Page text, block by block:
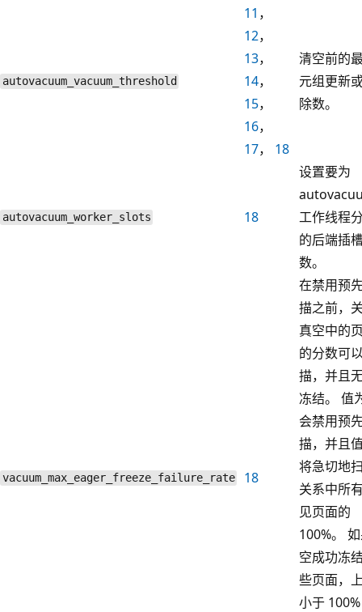
autovacuum_vacuum_threshold
11 ，
12，
13，
14，
15，
16，
17， 18
清空前的
元组更新
除数。
autovacuum_worker_slots 18
设置要为
工作线程
的后端插
数。
vacuum_max_eager_freeze_failure_rate 18
在禁用预
描之前，
真空中的
的分数可
描，并且
冻结。 值
会禁用预
描，并且
将急切地
关系中所
见页面的
100%。
空成功冻
些页面，
小于